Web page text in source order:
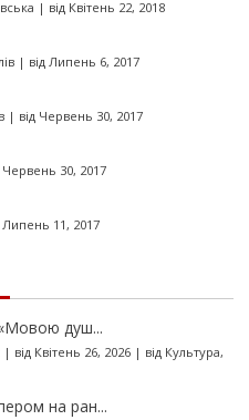
| від Квітень 22, 2018
| від Липень 6, 2017
| від Червень 30, 2017
Червень 30, 2017
Липень 11, 2017
душ...
| від Квітень 26, 2026| від Культура,
на ран...